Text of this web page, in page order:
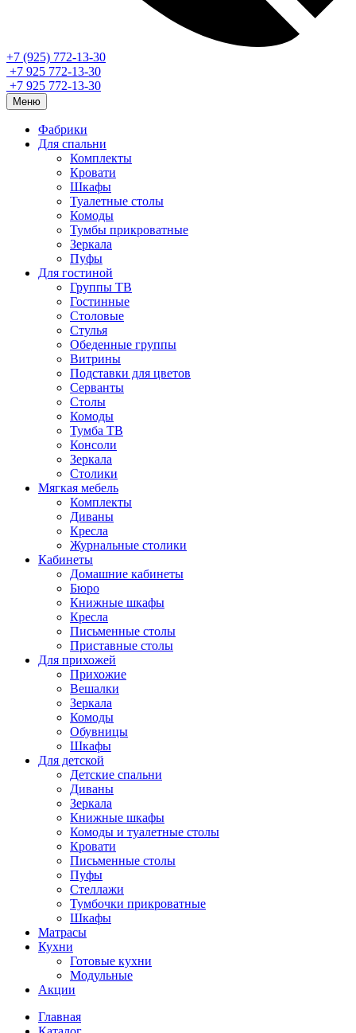
+7 (925) 772-13-30
+7 925 772-13-30
+7 925 772-13-30
Меню
Фабрики
Для спальни
Комплекты
Кровати
Шкафы
Туалетные столы
Комоды
Тумбы прикроватные
Зеркала
Пуфы
Для гостиной
Группы ТВ
Гостинные
Столовые
Стулья
Обеденные группы
Витрины
Подставки для цветов
Серванты
Столы
Комоды
Тумба ТВ
Консоли
Зеркала
Столики
Мягкая мебель
Комплекты
Диваны
Кресла
Журнальные столики
Кабинеты
Домашние кабинеты
Бюро
Книжные шкафы
Кресла
Письменные столы
Приставные столы
Для прихожей
Прихожие
Вешалки
Зеркала
Комоды
Обувницы
Шкафы
Для детской
Детские спальни
Диваны
Зеркала
Книжные шкафы
Комоды и туалетные столы
Кровати
Письменные столы
Пуфы
Стеллажи
Тумбочки прикроватные
Шкафы
Матрасы
Кухни
Готовые кухни
Модульные
Акции
Главная